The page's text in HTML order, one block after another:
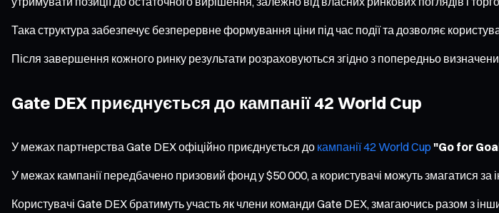
Така структура забезпечує безперервне формування ціни під час події та дозволяє
Після завершення кожного ринку результати розраховуються згідно з попередньо
Gate DEX приєднується до кампанії 42 World Cup
У межах партнерства Gate DEX офіційно приєднується до кампанії 42 World Cup "Go for
У межах кампанії передбачено призовий фонд у $50 000, а користувачі можуть змагатися за
Користувачі Gate DEX братимуть участь як члени команди Gate DEX, змагаючись разом з